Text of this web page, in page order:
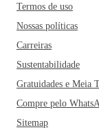
Termos de uso
Nossas políticas
Carreiras
Sustentabilidade
Gratuidades e Meia
Compre pelo
Sitemap